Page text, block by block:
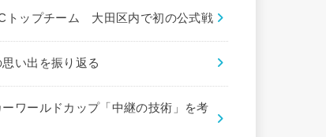
トップチーム 大田区内で初の公式戦
い出を振り返る
ワールドカップ「中継の技術」を考